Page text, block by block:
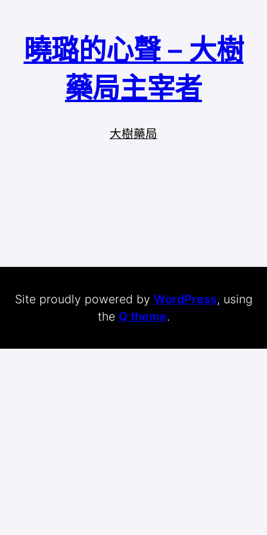
曉璐的心聲 – 大樹
藥局主宰者
大樹藥局
Site proudly powered by WordPress, using
the Q theme.